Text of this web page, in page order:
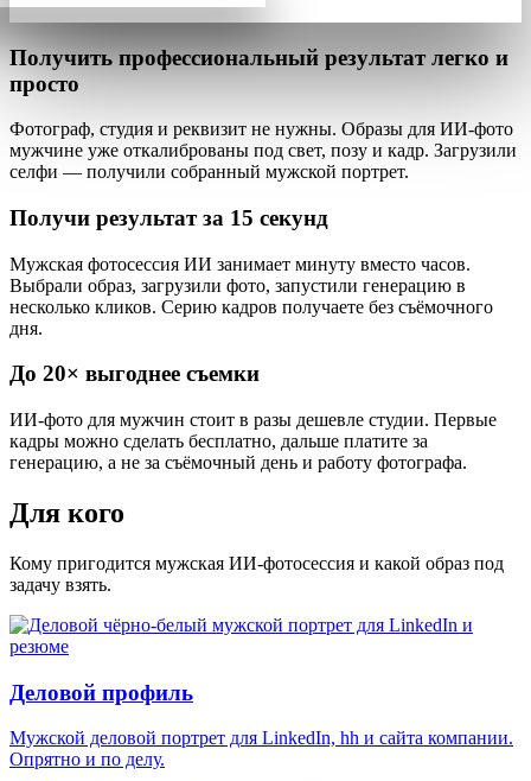
Получить профессиональный результат легко и
просто
Фотограф, студия и реквизит не нужны. Образы для ИИ-фото
мужчине уже откалиброваны под свет, позу и кадр. Загрузили
селфи — получили собранный мужской портрет.
Получи результат за 15 секунд
Мужская фотосессия ИИ занимает минуту вместо часов.
Выбрали образ, загрузили фото, запустили генерацию в
несколько кликов. Серию кадров получаете без съёмочного
дня.
До 20× выгоднее съемки
ИИ-фото для мужчин стоит в разы дешевле студии. Первые
кадры можно сделать бесплатно, дальше платите за
генерацию, а не за съёмочный день и работу фотографа.
Для кого
Кому пригодится мужская ИИ-фотосессия и какой образ под
задачу взять.
Деловой профиль
Мужской деловой портрет для LinkedIn, hh и сайта компании.
Опрятно и по делу.